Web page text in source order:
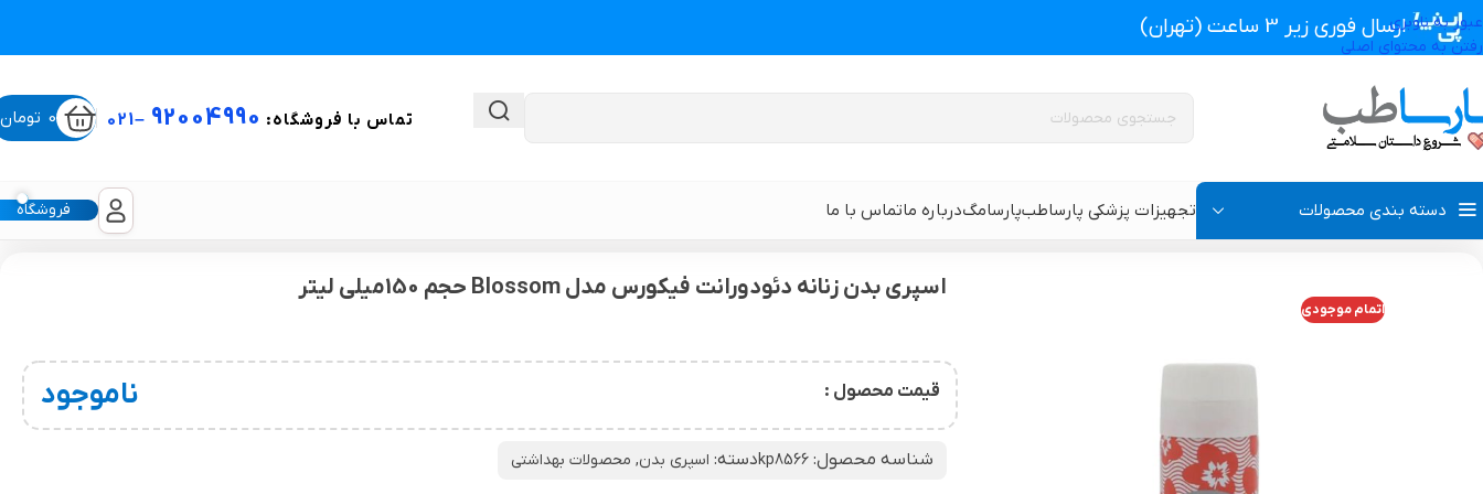
عبور به ناوبری
رفتن به محتوای اصلی
ارسال فوری زیر 3 ساعت (تهران)
تماس با فروشگاه: 92004990
–
021
0 تومان
دسته بندی محصولات
پروتز اکسترنال و سوتین پروتز دار
گن لاغری و گن بعد از زایمان
گن تزریق چربی و پروتز باسن گن لیپوماتیک شکم و پهلو و پشت گن لیپوساکشن غبغب و لیفت صورت
تجهیزات پزشکی پارساطبپارسامگدرباره ماتماس با ما فروشگاه
تجهیزات پزشکی پارساطب محصولات بهداشتی> اسپری بدن > اسپری بدن زنانه دئودورانت فیکورس مدل Blossom حجم 150میلی لیتر
اتمام موجودی
اسپری بدن زنانه دئودورانت فیکورس مدل Blossom حجم 150میلی لیتر
قیمت محصول : ناموجود
شناسه محصول:kp8566دسته: اسپری بدن, محصولات بهداشتی